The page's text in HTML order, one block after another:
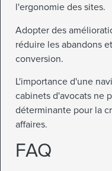
l'ergonomie des sites.
Adopter des
réduire les abandons
conversion.
L'importance d'une
cabinets d'avocats ne
déterminante pour la
affaires.
FAQ